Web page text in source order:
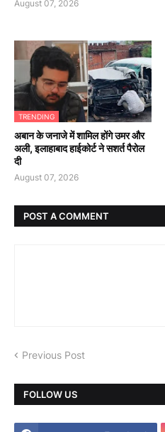
August 07, 2026
TRENDING
अबान के जनाजे में शामिल होंगे उमर और
अली, इलाहाबाद हाईकोर्ट ने सशर्त पैरोल
दी
August 07, 2026
POST A COMMENT
Previous Post
FOLLOW US